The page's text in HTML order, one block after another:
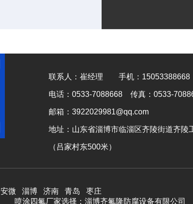
联系人：崔经理 手机：15053388668
电话：0533-7088668 传真：0533-
邮箱：3922029981@qq.com
地址：山东省淄博市临淄区齐陵街道齐陵
（吕家村东500米）
安微 淄博 济南 青岛
枣庄
喷涂四氟厂家选择： 淄博齐氟隆防腐设备有限公司